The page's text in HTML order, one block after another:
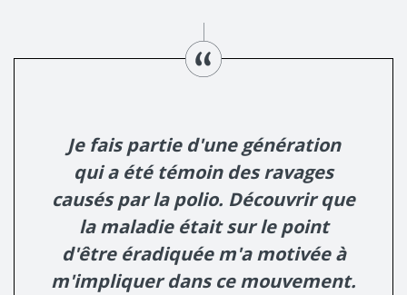
Je fais partie d'une génération
qui a été témoin des ravages
causés par la polio. Découvrir que
la maladie était sur le point
d'être éradiquée m'a motivée à
m'impliquer dans ce mouvement.